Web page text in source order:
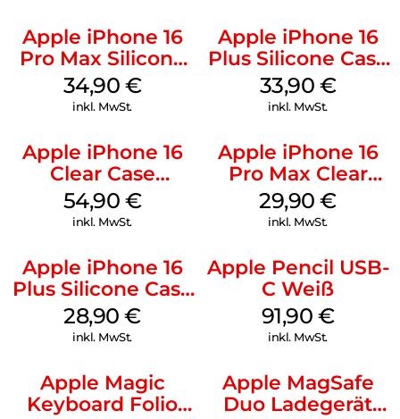
Apple iPhone 16
Pro Max Silicone
Case MagSafe
Denim
34,90 €
inkl. MwSt.
Apple iPhone 16
Plus Silicone Case
MagSafe Lake
Green
33,90 €
inkl. MwSt.
Apple iPhone 16
Clear Case
MagSafe
Transparent
54,90 €
inkl. MwSt.
Apple iPhone 16
Pro Max Clear
Case MagSafe
Transparent
29,90€
inkl. MwSt.
Apple iPhone 16
Plus Silicone Case
MagSafe Black
28,90€
inkl. MwSt.
Apple Pencil USB-
C Weiß
91,90 €
inkl. MwSt.
Apple Magic
Keyboard Folio
Apple MagSafe
Duo Ladegerät